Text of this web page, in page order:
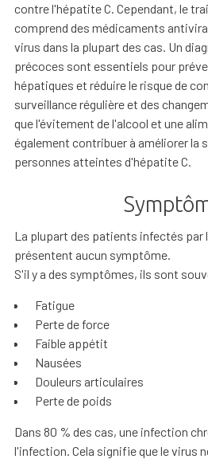
contre l'hépatite C. Cependant, le
comprend des médicaments
virus dans la plupart des cas. Un
précoces sont essentiels pour
hépatiques et réduire le risque de
surveillance régulière et des
que l'évitement de l'alcool et une
également contribuer à améliorer la
personnes atteintes d'hépatite C.
La plupart des patients infectés par
présentent aucun symptôme.
S'il y a des symptômes, ils sont
Fatigue
Perte de force
Faible appétit
Nausées
Douleurs articulaires
Perte de poids
Dans 80 % des cas, une infection
l'infection. Cela signifie que le virus